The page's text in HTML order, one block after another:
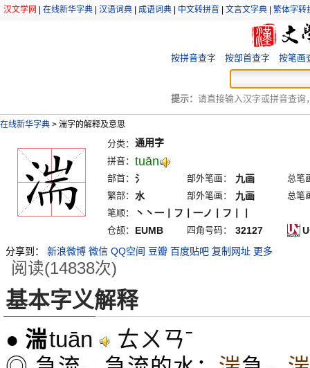
汉文学网 在线新华字典 汉语词典 成语词典 中文转拼音 文言文字典 繁体字转
按拼音查字 按部首查字 按笔画
提示： 请直接输入汉字或拼音查询
在线新华字典 > 湍字的解释及意思
分类： 通用字
拼音： tuān
部首： 氵 部外笔画： 九画
总笔
繁部：
水 部外笔画： 九画
总笔
笔顺：
丶丶一丨フ丨一ノ丨フ丨丨
仓颉： EUMB 四角号码： 32127
分享到：
新浪微博 微信 QQ空间 豆瓣 百度贴吧 复制网址 更多
阅读(14838次)
基本字义解释
● 湍tuān ㄊㄨㄢˉ